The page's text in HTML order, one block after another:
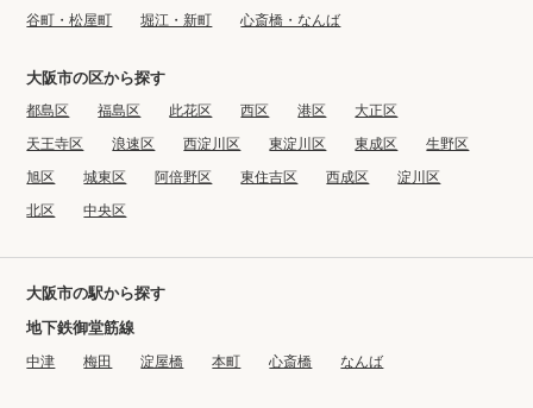
谷町・松屋町
堀江・新町 心斎橋・なんば
大阪市の区から探す
都島区 福島区 此花区 西区 港区
大正区
天王寺区
浪速区 西淀川区 東淀川区 東成区
生野区
旭区
城東区 阿倍野区 東住吉区 西成区
淀川区
北区
中央区
大阪市の駅から探す
地下鉄御堂筋線
中津 梅田 淀屋橋 本町 心斎橋 なんば